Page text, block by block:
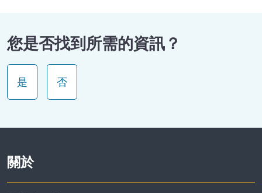
復原服務查找器
跟蹤 LA 的進度
重建洛杉磯
您是否找到所需的資訊？
是 否
關於